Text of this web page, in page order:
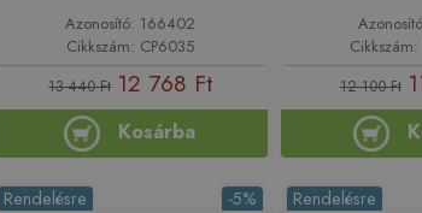
Azonosító: 166402
Cikkszám: CP6035
13 440 Ft 12 768 Ft
Kosárba
12 100 Ft
-5%
Rendelésre Rendelésre